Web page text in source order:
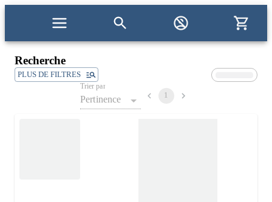
Recherche
PLUS DE FILTRES
Trier par
Pertinence 1